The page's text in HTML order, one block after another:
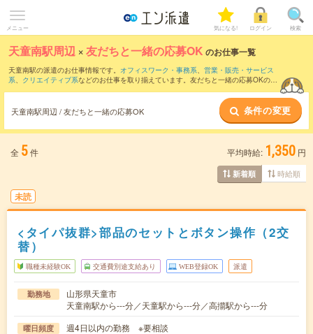
メニュー 気になる! ログイン 検索
天童南駅周辺 ×友だちと一緒の応募OK のお仕事一覧
天童南駅の派遣のお仕事情報です。 オフィスワーク・事務系、 営業・販売・サービス
系、 クリエイティブ系などのお仕事を取り揃えています。友だちと一緒の応募OKの条
天童南駅周辺 / 友だちと一緒の応募OK 条件の変更
全 5件 平均時給: 1,350 円
新着順 時給順
未読
<タイパ抜群>部品のセットとボタン操作（2交
替）
職種未経験OK 交通費別途支給あり WEB登録OK 派遣
勤務地
山形県天童市
天童南駅から---分／天童駅から---分／高擶駅から---分
曜日頻度 週4日以内の勤務 ※要相談